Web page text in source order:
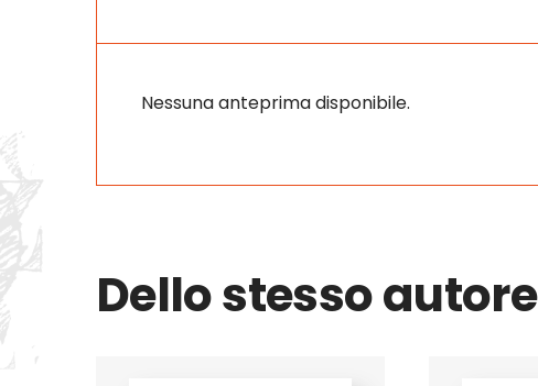
Nessuna anteprima disponibile.
Dello stesso autore